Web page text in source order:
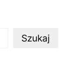
Szukaj